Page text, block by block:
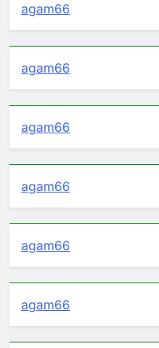
agam66
agam66
agam66
agam66
agam66
agam66